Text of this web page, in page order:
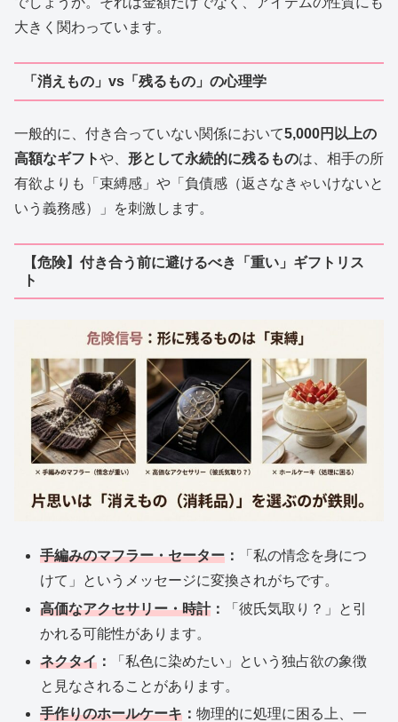
大きく関わっています。
「消えもの」vs「残るもの」の心理学
一般的に、付き合っていない関係において5,000円以上の
高額なギフトや、 形として永続的に残るものは、相手の所
有欲よりも「束縛感」や「負債感（返さなきゃいけないと
いう義務感）」を刺激します。
【危険】付き合う前に避けるべき「重い」ギフトリス
ト
手編みのマフラー・セーター ：
「私の情念を身につ
けて」というメッセージに変換されがちです。
高価なアクセサリー・時計：
「彼氏気取り？」と引
かれる可能性があります。
ネクタイ ：
「私色に染めたい」という独占欲の象徴
と見なされることがあります。
手作りのホールケーキ ：物理的に処理に困る上、一